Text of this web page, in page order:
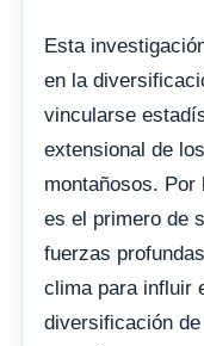
Esta
en la
vincularse
extensional de
montañosos.
es el primero de
fuerzas
clima para influir
diversificación